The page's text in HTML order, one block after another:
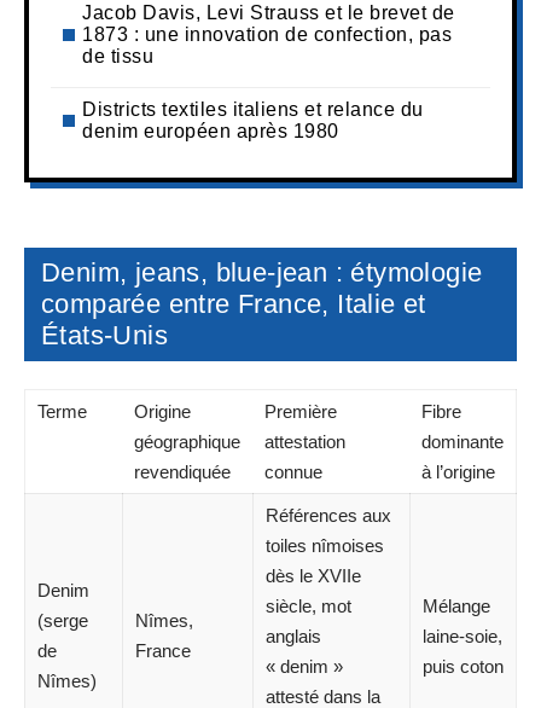
Jacob Davis, Levi Strauss et le brevet de
1873 : une innovation de confection, pas
de tissu
Districts textiles italiens et relance du
denim européen après 1980
Denim, jeans, blue-jean : étymologie
comparée entre France, Italie et
États-Unis
Terme
Origine
géographique
revendiquée
Première
attestation
connue
Fibre
dominante
à l’origine
Denim
(serge
de
Nîmes)
Nîmes,
France
Références aux
toiles nîmoises
dès le XVIIe
siècle, mot
anglais
« denim »
attesté dans la
Mélange
laine-soie,
puis coton